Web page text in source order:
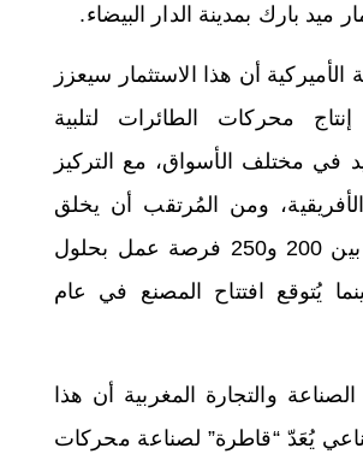
ميد بارك بمدينة الدار البيضاء.
أن هذا الاستثمار سيعزز
محركات الطائرات لتلبية
في مختلف الأسواق، مع التركيز
ومن المُرتقب أن يخلق
هذا الاستثمار بين 200 و250 فرصة عمل بحلول
بينما يُتوقع افتتاح المصنع في عام
والتجارة المغربية أن هذا
يُعَدّ “قاطرة” لصناعة محركات